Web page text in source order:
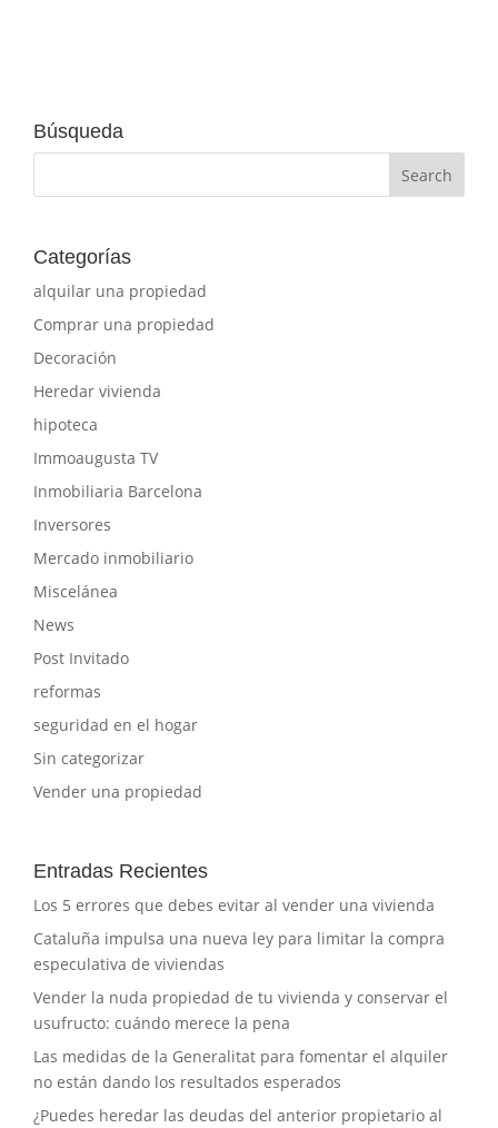
Búsqueda
Categorías
alquilar una propiedad
Comprar una propiedad
Decoración
Heredar vivienda
hipoteca
Immoaugusta TV
Inmobiliaria Barcelona
Inversores
Mercado inmobiliario
Miscelánea
News
Post Invitado
reformas
seguridad en el hogar
Sin categorizar
Vender una propiedad
Entradas Recientes
Los 5 errores que debes evitar al vender una vivienda
Cataluña impulsa una nueva ley para limitar la compra
especulativa de viviendas
Vender la nuda propiedad de tu vivienda y conservar el
usufructo: cuándo merece la pena
Las medidas de la Generalitat para fomentar el alquiler
no están dando los resultados esperados
¿Puedes heredar las deudas del anterior propietario al